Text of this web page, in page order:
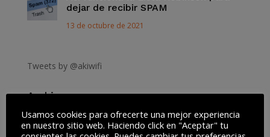
dejar de recibir SPAM
13 de octubre de 2021
Tweets by @akiwifi
Archivos
Archivos
Usamos cookies para ofrecerte una mejor experiencia
en nuestro sitio web. Haciendo click en "Aceptar" tu